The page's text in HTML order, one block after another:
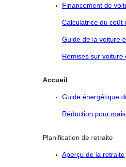
Financement de
Calculatrice du coût
Guide de la voiture
Remises sur voiture
Accueil
Guide énergétique
Réduction pour
Planification de retraite
Aperçu de la retraite